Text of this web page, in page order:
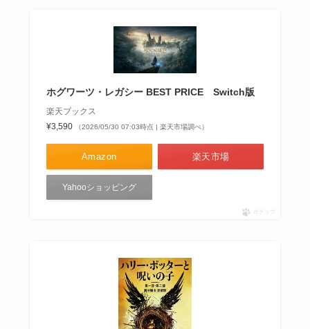
ホグワーツ・レガシー BEST PRICE Switch版
楽天ブックス
¥3,590
（2026/05/30 07:03時点 | 楽天市場調べ）
Amazon 楽天市場
Yahooショッピング
ポチップ